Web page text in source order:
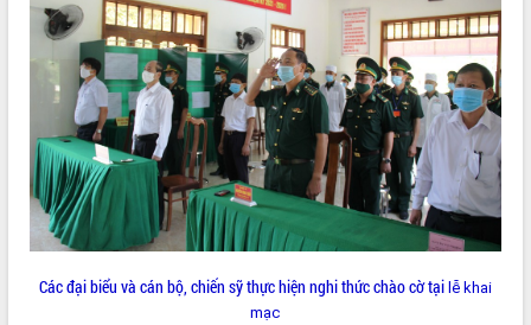
VĂN BẢN HĐND TỈNH
ĐIỂM TIN VĂN BẢN
QUY HOẠCH - KẾ HOẠCH
Các đại biểu và cán bộ, chiến sỹ thực hiện nghi thức chào cờ tạilễ khai
mạc